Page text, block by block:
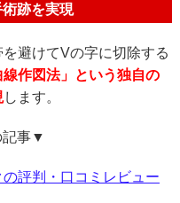
術跡を実現
避けてVの字に切除する
線作図法」という独自の
します。
記事▼
の評判・口コミレビュー